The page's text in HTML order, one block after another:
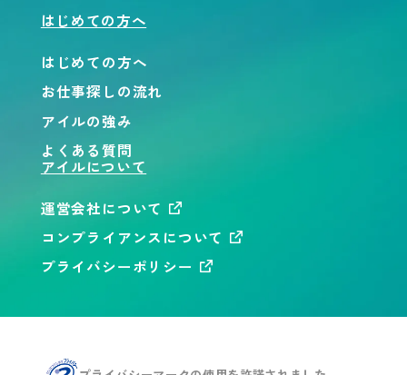
はじめての方へ
はじめての方へ
お仕事探しの流れ
アイルの強み
よくある質問
アイルについて
運営会社について
コンプライアンスについて
プライバシーポリシー